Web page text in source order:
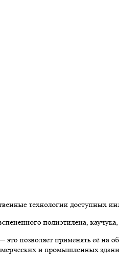
технологии доступных
полиэтилена,
позволяет применять её на
и промышленных